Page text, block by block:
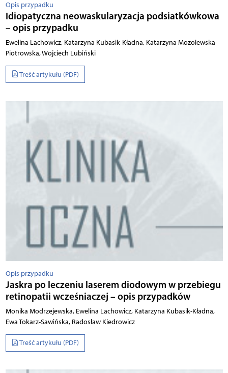
Opis przypadku
Idiopatyczna neowaskularyzacja podsiatkówkowa
– opis przypadku
Ewelina Lachowicz, Katarzyna Kubasik-Kładna, Katarzyna Mozolewska-
Piotrowska, Wojciech Lubiński
Treść artykułu (PDF)
Opis przypadku
Jaskra po leczeniu laserem diodowym w przebiegu
retinopatii wcześniaczej – opis przypadków
Monika Modrzejewska, Ewelina Lachowicz, Katarzyna Kubasik-Kładna,
Ewa Tokarz-Sawińska, Radosław Kiedrowicz
Treść artykułu (PDF)